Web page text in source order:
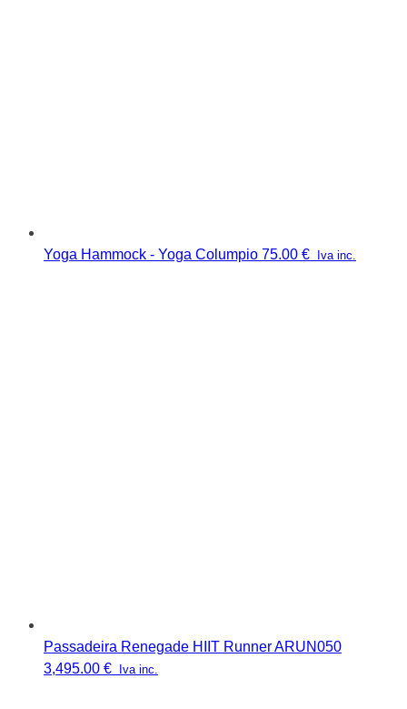
Yoga Hammock - Yoga Columpio 75.00 € Iva inc.
Passadeira Renegade HIIT Runner ARUN050
3,495.00 € Iva inc.